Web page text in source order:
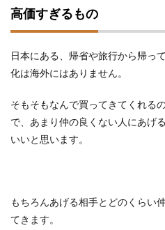
高価すぎるもの
日本にある、帰省や旅行から帰っ
化は海外にはありません。
そもそもなんで買ってきてくれる
で、あまり仲の良くない人にあげ
いいと思います。
もちろんあげる相手とどのくらい
てきます。